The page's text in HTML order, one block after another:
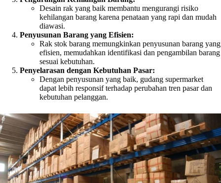
Desain rak yang baik membantu mengurangi risiko
kehilangan barang karena penataan yang rapi dan mudah
diawasi.
Penyusunan Barang yang Efisien:
Rak stok barang memungkinkan penyusunan barang yang
efisien, memudahkan identifikasi dan pengambilan barang
sesuai kebutuhan.
Penyelarasan dengan Kebutuhan Pasar:
Dengan penyusunan yang baik, gudang supermarket
dapat lebih responsif terhadap perubahan tren pasar dan
kebutuhan pelanggan.